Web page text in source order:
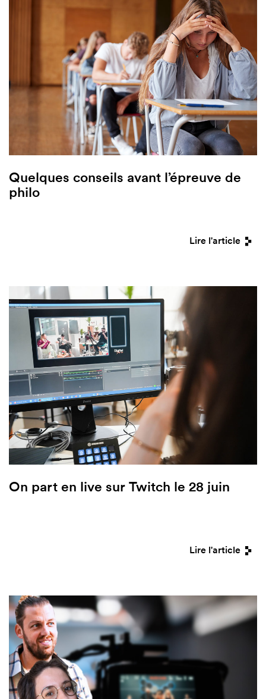
Quelques conseils avant l’épreuve de
philo
Lire l'article
On part en live sur Twitch le 28 juin
Lire l'article